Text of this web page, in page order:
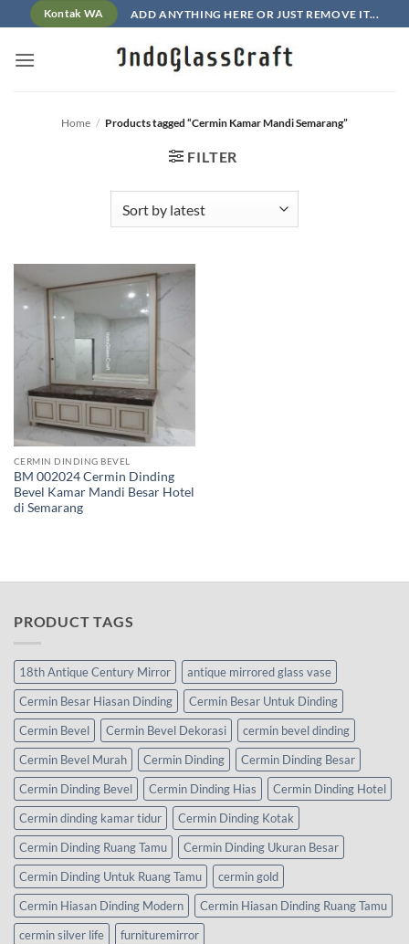
to
content
Kontak WA ADD ANYTHING HERE OR JUST REMOVE IT...
Home / Products tagged “Cermin Kamar Mandi Semarang”
FILTER
CERMIN DINDING BEVEL
BM 002024 Cermin Dinding
Bevel Kamar Mandi Besar Hotel
di Semarang
PRODUCT TAGS
18th Antique Century Mirror
antique mirrored glass vase
Cermin Besar Hiasan Dinding
Cermin Besar Untuk Dinding
Cermin Bevel
Cermin Bevel Dekorasi
cermin bevel dinding
Cermin Bevel Murah
Cermin Dinding
Cermin Dinding Besar
Cermin Dinding Bevel
Cermin Dinding Hias
Cermin Dinding Hotel
Cermin dinding kamar tidur
Cermin Dinding Kotak
Cermin Dinding Ruang Tamu
Cermin Dinding Ukuran Besar
Cermin Dinding Untuk Ruang Tamu
cermin gold
Cermin Hiasan Dinding Modern
Cermin Hiasan Dinding Ruang Tamu
cermin silver life
furnituremirror